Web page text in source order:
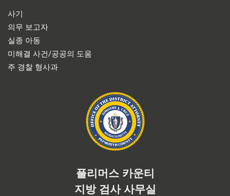
사기
의무 보고자
실종 아동
미해결 사건/공공의 도움
주 경찰 형사과
플리머스 카운티
지방 검사 사무실